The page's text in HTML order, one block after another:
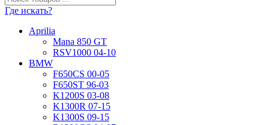
Где искать?
Aprilia
Mana 850 GT
RSV1000 04-10
BMW
F650CS 00-05
F650ST 96-03
K1200S 03-08
K1300R 07-15
K1300S 09-15